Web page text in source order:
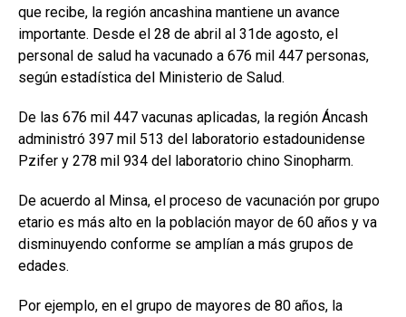
que recibe, la región ancashina mantiene un avance
importante. Desde el 28 de abril al 31de agosto, el
personal de salud ha vacunado a 676 mil 447 personas,
según estadística del Ministerio de Salud.
De las 676 mil 447 vacunas aplicadas, la región Áncash
administró 397 mil 513 del laboratorio estadounidense
Pzifer y 278 mil 934 del laboratorio chino Sinopharm.
De acuerdo al Minsa, el proceso de vacunación por grupo
etario es más alto en la población mayor de 60 años y va
disminuyendo conforme se amplían a más grupos de
edades.
Por ejemplo, en el grupo de mayores de 80 años, la